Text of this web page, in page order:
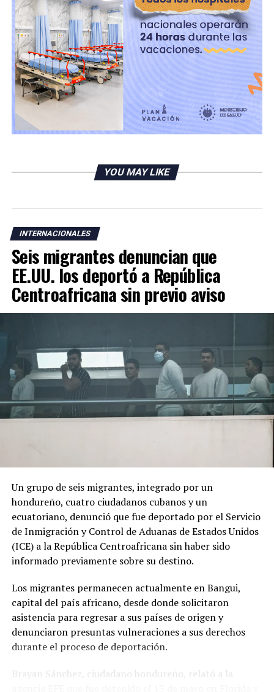
UP NEXT
José Jerí toma el mando en Perú tras juicio político a
Dina Boluarte
DON'T MISS
El Salvador extiende hasta 2026 su misión médica en
Haití
YOU MAY LIKE
INTERNACIONALES
Seis migrantes denuncian que
EE.UU. los deportó a República
Centroafricana sin previo aviso
Un grupo de seis migrantes, integrado por un
hondureño, cuatro ciudadanos cubanos y un
ecuatoriano, denunció que fue deportado por el Servicio
de Inmigración y Control de Aduanas de Estados Unidos
(ICE) a la República Centroafricana sin haber sido
informado previamente sobre su destino.
Los migrantes permanecen actualmente en Bangui,
capital del país africano, desde donde solicitaron
asistencia para regresar a sus países de origen y
denunciaron presuntas vulneraciones a sus derechos
durante el proceso de deportación.
Brayan Sánchez, ciudadano hondureño, relató a la